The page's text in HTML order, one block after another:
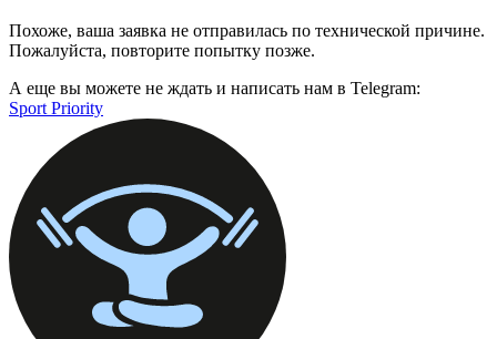
Похоже, ваша заявка не отправилась по технической причине.
Пожалуйста, повторите попытку позже.
А еще вы можете не ждать и написать нам в Telegram:
Sport Priority